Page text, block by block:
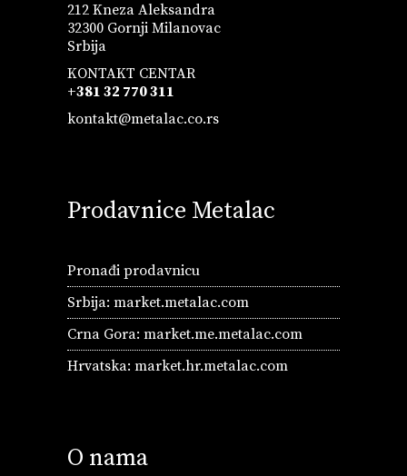
212 Kneza Aleksandra
32300 Gornji Milanovac
Srbija
KONTAKT CENTAR
+381 32 770 311
kontakt@metalac.co.rs
Prodavnice Metalac
Pronađi prodavnicu
Srbija: market.metalac.com
Crna Gora: market.me.metalac.com
Hrvatska: market.hr.metalac.com
O nama